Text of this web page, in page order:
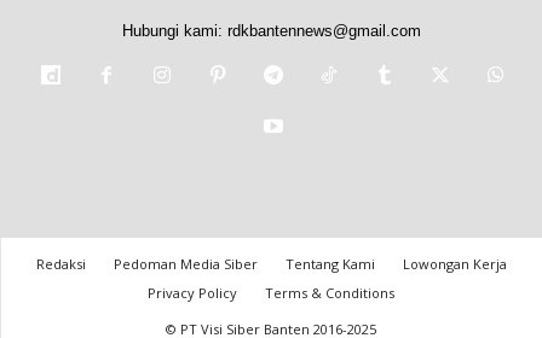
Hubungi kami: rdkbantennews@gmail.com
Redaksi Pedoman Media Siber Tentang Kami
Lowongan Kerja
Privacy Policy
Terms & Conditions
© PT Visi Siber Banten 2016-2025